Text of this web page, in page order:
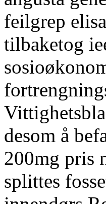
feilgrep
tilbaketog
desom å
200mg pris
splittes